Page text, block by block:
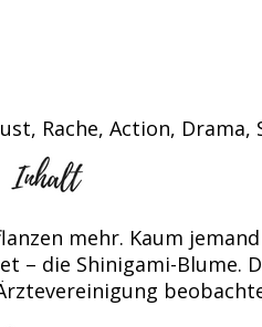
Rache, Action, Drama,
mehr. Kaum
die Shinigami-Blume.